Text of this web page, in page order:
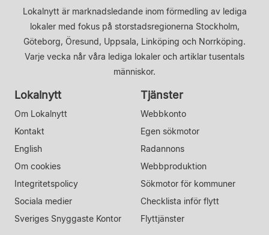
Lokalnytt är marknadsledande inom förmedling av lediga
lokaler med fokus på storstadsregionerna Stockholm,
Göteborg, Öresund, Uppsala, Linköping och Norrköping.
Varje vecka når våra lediga lokaler och artiklar tusentals
människor.
Lokalnytt
Om Lokalnytt
Kontakt
English
Om cookies
Integritetspolicy
Sociala medier
Sveriges Snyggaste Kontor
Tjänster
Webbkonto
Egen sökmotor
Radannons
Webbproduktion
Sökmotor för kommuner
Checklista inför flytt
Flyttjänster